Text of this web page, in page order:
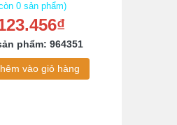
0 sản phẩm)
phẩm: 964351
vào giỏ hàng